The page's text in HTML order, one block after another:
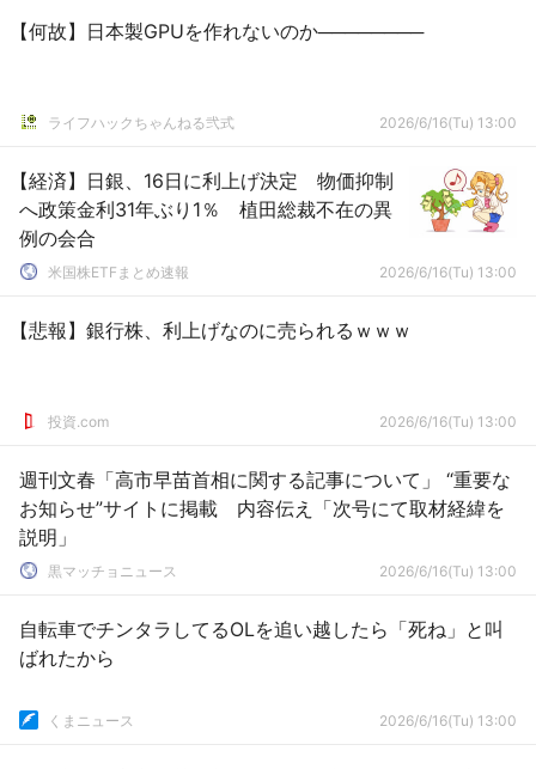
【何故】日本製GPUを作れないのか────────
ライフハックちゃんねる弐式 2026/6/16(Tu) 13:00
【経済】日銀、16日に利上げ決定 物価抑制
へ政策金利31年ぶり1％ 植田総裁不在の異
例の会合
米国株ETFまとめ速報 2026/6/16(Tu) 13:00
【悲報】銀行株、利上げなのに売られるｗｗｗ
投資.com 2026/6/16(Tu) 13:00
週刊文春「高市早苗首相に関する記事について」 “重要な
お知らせ”サイトに掲載 内容伝え「次号にて取材経緯を
説明」
黒マッチョニュース 2026/6/16(Tu) 13:00
自転車でチンタラしてるOLを追い越したら「死ね」と叫
ばれたから
くまニュース 2026/6/16(Tu) 13:00